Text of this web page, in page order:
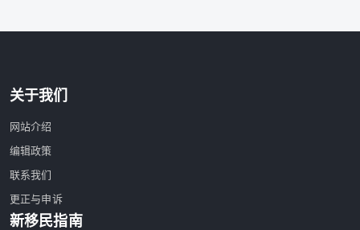
关于我们
网站介绍
编辑政策
联系我们
更正与申诉
新移民指南